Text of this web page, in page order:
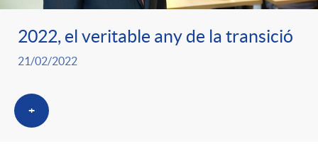
2022, el veritable any de la transició
21/02/2022
+